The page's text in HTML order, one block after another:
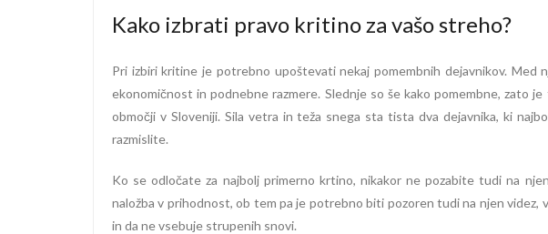
Kako izbrati pravo kritino za vašo streho?
Pri izbiri kritine je potrebno upoštevati nekaj pomembnih dejavnikov. Med
ekonomičnost in podnebne razmere. Slednje so še kako pomembne, zato
območji v Sloveniji. Sila vetra in teža snega sta tista dva dejavnika, ki
razmislite.
Ko se odločate za najbolj primerno krtino, nikakor ne pozabite tudi na
naložba v prihodnost, ob tem pa je potrebno biti pozoren tudi na njen videz,
in da ne vsebuje strupenih snovi.